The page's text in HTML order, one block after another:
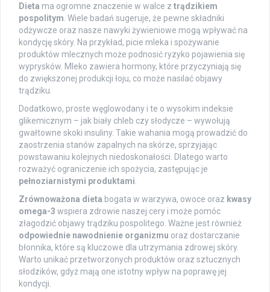
Dieta ma ogromne znaczenie w walce z trądzikiem
pospolitym . Wiele badań sugeruje, że pewne składniki
odżywcze oraz nasze nawyki żywieniowe mogą wpływać na
kondycję skóry. Na przykład, picie mleka i spożywanie
produktów mlecznych może podnosić ryzyko pojawienia się
wyprysków. Mleko zawiera hormony, które przyczyniają się
do zwiększonej produkcji łoju, co może nasilać objawy
trądziku.
Dodatkowo, proste węglowodany i te o wysokim indeksie
glikemicznym – jak biały chleb czy słodycze – wywołują
gwałtowne skoki insuliny. Takie wahania mogą prowadzić do
zaostrzenia stanów zapalnych na skórze, sprzyjając
powstawaniu kolejnych niedoskonałości. Dlatego warto
rozważyć ograniczenie ich spożycia, zastępując je
pełnoziarnistymi produktami
Zrównoważona dieta bogata w warzywa, owoce oraz kwasy
omega-3 wspiera zdrowie naszej cery i może pomóc
złagodzić objawy trądziku pospolitego. Ważne jest również
odpowiednie nawodnienie organizmu oraz dostarczanie
błonnika, które są kluczowe dla utrzymania zdrowej skóry.
Warto unikać przetworzonych produktów oraz sztucznych
słodzików, gdyż mają one istotny wpływ na poprawę jej
kondycji.